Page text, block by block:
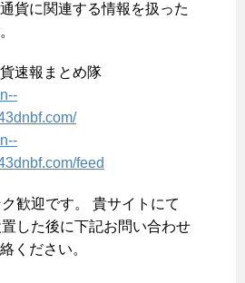
貨に関連する情報を扱った
速報まとめ隊
feed
歓迎です。 貴サイトにて
した後に下記お問い合わせ
ください。